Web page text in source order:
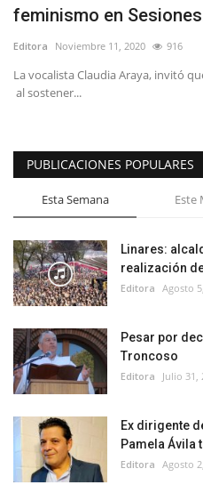
Espectáculos
feminismo en
Editora Noviembre 11, 2020 916
La vocalista Claudia Araya, invitó
al sostener...
PUBLICACIONES POPULARES
Esta Semana Este
Linares:
realización
Editora Agosto
Pesar por
Troncoso
Editora Julio 31,
Ex dirigente
Pamela Ávila
Editora Agosto